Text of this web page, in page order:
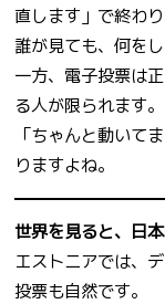
直します」で終わり
誰が見ても、何を
一方、電子投票は
る人が限られます。
「ちゃんと動いて
りますよね。
世界を見ると、日
エストニアでは、
投票も自然です。